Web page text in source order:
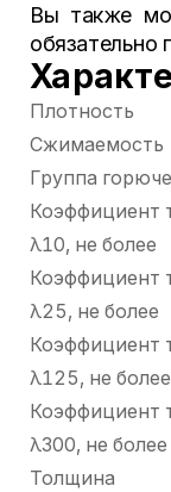
Вы также
обязательно
Плотность
Сжимаемость
Группа
Коэффициент
λ10, не более
Коэффициент
λ25, не более
Коэффициент
λ125, не более
Коэффициент
λ300, не более
Толщина